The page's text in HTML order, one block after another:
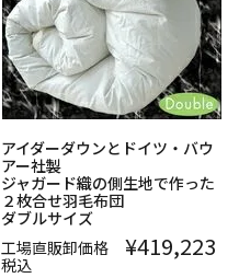
アイダーダウンとドイツ・バウ
アー社製
ジャガード織の側生地で作った
２枚合せ羽毛布団
ダブルサイズ
工場直販卸価格
¥419,223
税込